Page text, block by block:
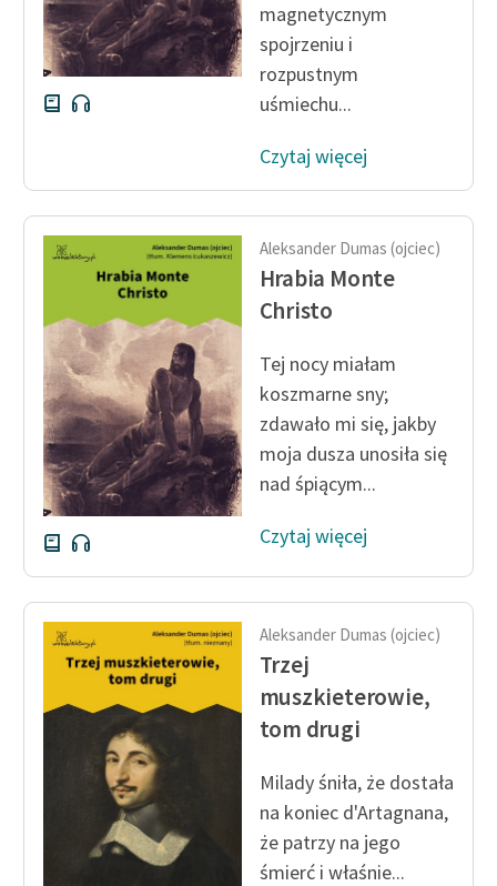
E-kolekcja lektur
szkolnych i literatury do
słuchania dla uczennic i
uczniów z
Feministyczne inspiracje.
skandynawskiej literatury
feministycznej
Ręce pełne poezji
Kolekcje edukacyjne
twórców przechodzących
do domeny publicznej,
lektur szkolnych oraz
Starego Testamentu
Odkurzamy bohaterów
Szkoła Poezji Wolnych
Lektur
O nas
Kontakt
O projekcie
Zasady wykorzystania
Wolnych Lektur
magnetycznym
spojrzeniu i
rozpustnym
uśmiechu...
Czytaj więcej
Aleksander Dumas (ojciec)
Hrabia Monte
Christo
Tej nocy miałam
koszmarne sny;
zdawało mi się, jakby
moja dusza unosiła się
nad śpiącym...
Czytaj więcej
Aleksander Dumas (ojciec)
Trzej
muszkieterowie,
tom drugi
Milady śniła, że dostała
na koniec d'Artagnana,
że patrzy na jego
śmierć i właśnie...